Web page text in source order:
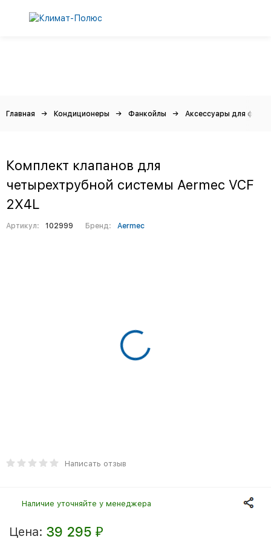
Главная Кондиционеры Фанкойлы Аксессуары для
Комплект клапанов для
четырехтрубной системы Aermec VCF
2X4L
Артикул: 102999 Бренд: Aermec
Написать отзыв
Наличие уточняйте у менеджера
Цена: 39 295 ₽